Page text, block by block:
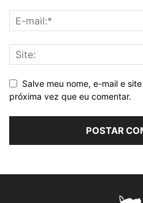
Salve meu nome, e-mail e
próxima vez que eu comentar.